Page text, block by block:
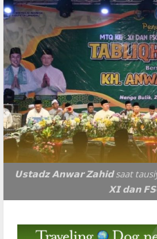
𝗨𝘀𝘁𝗮𝗱𝘇 𝗔𝗻𝘄𝗮𝗿 𝗭𝗮𝗵𝗶𝗱 saat
𝗫𝗜 𝗱𝗮𝗻